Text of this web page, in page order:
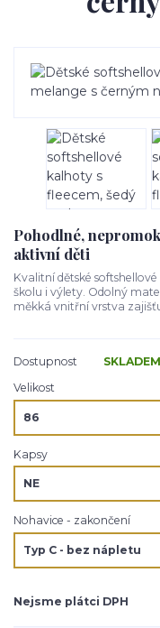
Pohodlné,
aktivní děti
Kvalitní dětské
školu i výlety. Odolný
měkká vnitřní vrstva
Dostupnost
SKLADEM
Velikost
Kapsy
Nohavice - zakončení
Nejsme plátci DPH